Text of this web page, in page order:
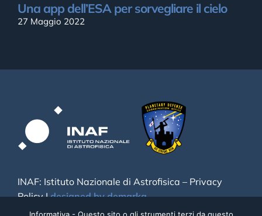
Una app dell’ESA per sorvegliare il cielo
27 Maggio 2022
INAF: Istituto Nazionale di Astrofisica – Privacy
Policy|designed by demarka